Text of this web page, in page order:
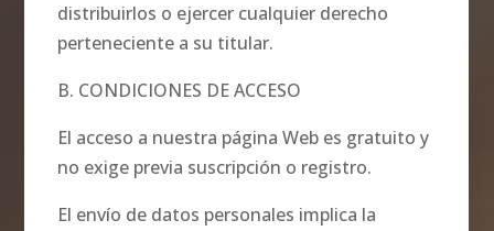
distribuirlos o ejercer cualquier derecho
perteneciente a su titular.
B. CONDICIONES DE ACCESO
El acceso a nuestra página Web es gratuito y
no exige previa suscripción o registro.
El envío de datos personales implica la